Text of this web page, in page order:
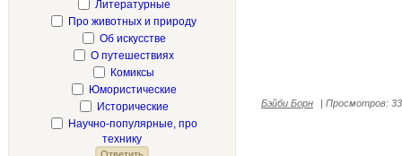
Литературные
Про животных и природу
Об искусстве
О путешествиях
Комиксы
Юмористические
Исторические
Научно-популярные, про
технику
Бэйби Борн | Просмотров: